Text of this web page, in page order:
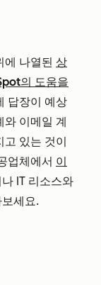
에 나열된 상
의 도움을
답장이 예상
와 이메일 계
고 있는 것이
업체에서 이
IT 리소스와
세요.